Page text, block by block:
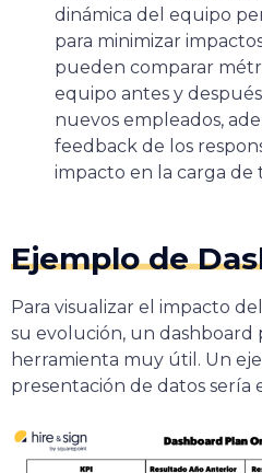
dinámica del equipo
para minimizar
pueden comparar
equipo antes y
nuevos empleados,
feedback de los
impacto en la carga de
Ejemplo de
Para visualizar el impacto
su evolución, un dashboard
herramienta muy útil. Un
presentación de datos sería